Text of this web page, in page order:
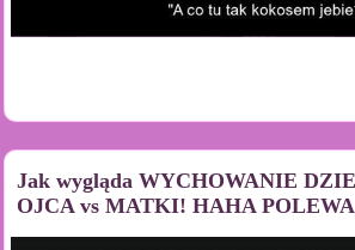
Jak wygląda WYCHOWANIE
OJCA vs MATKI! HAHA POLEWA